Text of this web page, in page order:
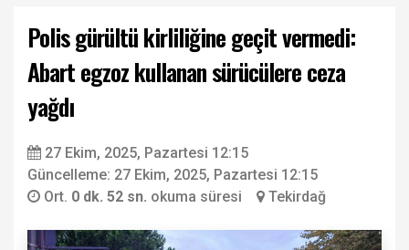
Polis gürültü kirliliğine geçit vermedi:
Abart egzoz kullanan sürücülere ceza
yağdı
27 Ekim, 2025, Pazartesi 12:15
Güncelleme: 27 Ekim, 2025, Pazartesi 12:15
Ort. 0 dk. 52 sn. okuma süresi Tekirdağ